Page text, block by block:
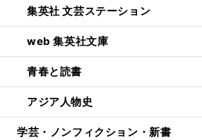
集英社 文芸ステーション
web 集英社文庫
青春と読書
アジア人物史
学芸・ノンフィクション・新書